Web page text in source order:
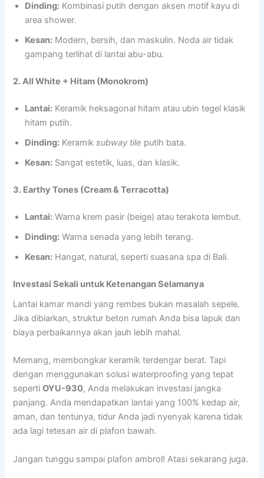
Dinding: Kombinasi putih dengan aksen motif kayu di
area shower.
Kesan: Modern, bersih, dan maskulin. Noda air tidak
gampang terlihat di lantai abu-abu.
2. All White + Hitam (Monokrom)
Lantai: Keramik heksagonal hitam atau ubin tegel klasik
hitam putih.
Dinding: Keramiksubway tile putih bata.
Kesan: Sangat estetik, luas, dan klasik.
3. Earthy Tones (Cream & Terracotta)
Lantai: Warna krem pasir (beige) atau terakota lembut.
Dinding: Warna senada yang lebih terang.
Kesan: Hangat, natural, seperti suasana spa di Bali.
Investasi Sekali untuk Ketenangan Selamanya
Lantai kamar mandi yang rembes bukan masalah sepele.
Jika dibiarkan, struktur beton rumah Anda bisa lapuk dan
biaya perbaikannya akan jauh lebih mahal.
Memang, membongkar keramik terdengar berat. Tapi
dengan menggunakan solusi waterproofing yang tepat
sepertiOYU-930, Anda melakukan investasi jangka
panjang. Anda mendapatkan lantai yang 100% kedap air,
aman, dan tentunya, tidur Anda jadi nyenyak karena tidak
ada lagi tetesan air di plafon bawah.
Jangan tunggu sampai plafon ambrol! Atasi sekarang juga.